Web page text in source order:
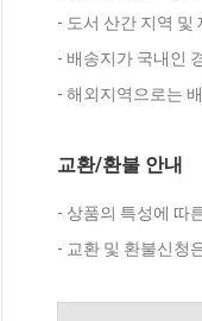
- 도서 산간 지역
- 배송지가 국내인
- 해외지역으로는
교환/환불 안내
- 상품의 특성에 따
- 교환 및 환불신청